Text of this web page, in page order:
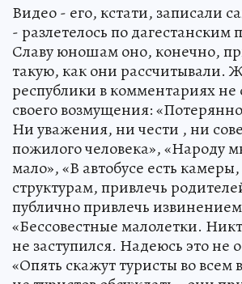
Видео - его, кстати, записали
- разлетелось по дагестанским
Славу юношам оно, конечно,
такую, как они рассчитывали.
республики в комментариях не
своего возмущения:
Ни уважения, ни чести , ни
пожилого человека», «Народу
мало», «В автобусе есть
структурам, привлечь
публично привлечь
«Бессовестные малолетки.
не заступился. Надеюсь это не
«Опять скажут туристы во